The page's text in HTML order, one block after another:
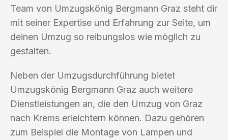
Team von Umzugskönig Bergmann Graz steht dir
mit seiner Expertise und Erfahrung zur Seite, um
deinen Umzug so reibungslos wie möglich zu
gestalten.
Neben der Umzugsdurchführung bietet
Umzugskönig Bergmann Graz auch weitere
Dienstleistungen an, die den Umzug von Graz
nach Krems erleichtern können. Dazu gehören
zum Beispiel die Montage von Lampen und